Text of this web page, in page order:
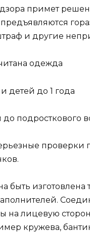
примет
и другие
одежда
детей до 1 года
подросткового
проверки
изготовлена
на лицевую
кружева,